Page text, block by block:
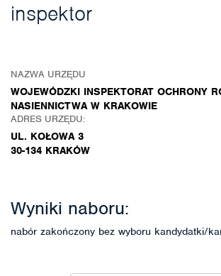
inspektor
NAZWA URZĘDU
WOJEWÓDZKI INSPEKTORAT OCHRONY
NASIENNICTWA W KRAKOWIE
ADRES URZĘDU:
UL. KOŁOWA 3
30-134 KRAKÓW
Wyniki naboru:
nabór zakończony bez wyboru kandydatki/